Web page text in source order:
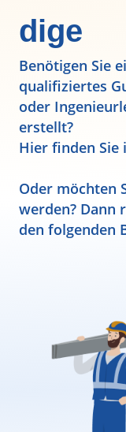
dige
Benötigen Sie
qualifiziertes
oder
erstellt?
Hier finden Sie
Oder möchten
werden? Dann
den folgenden